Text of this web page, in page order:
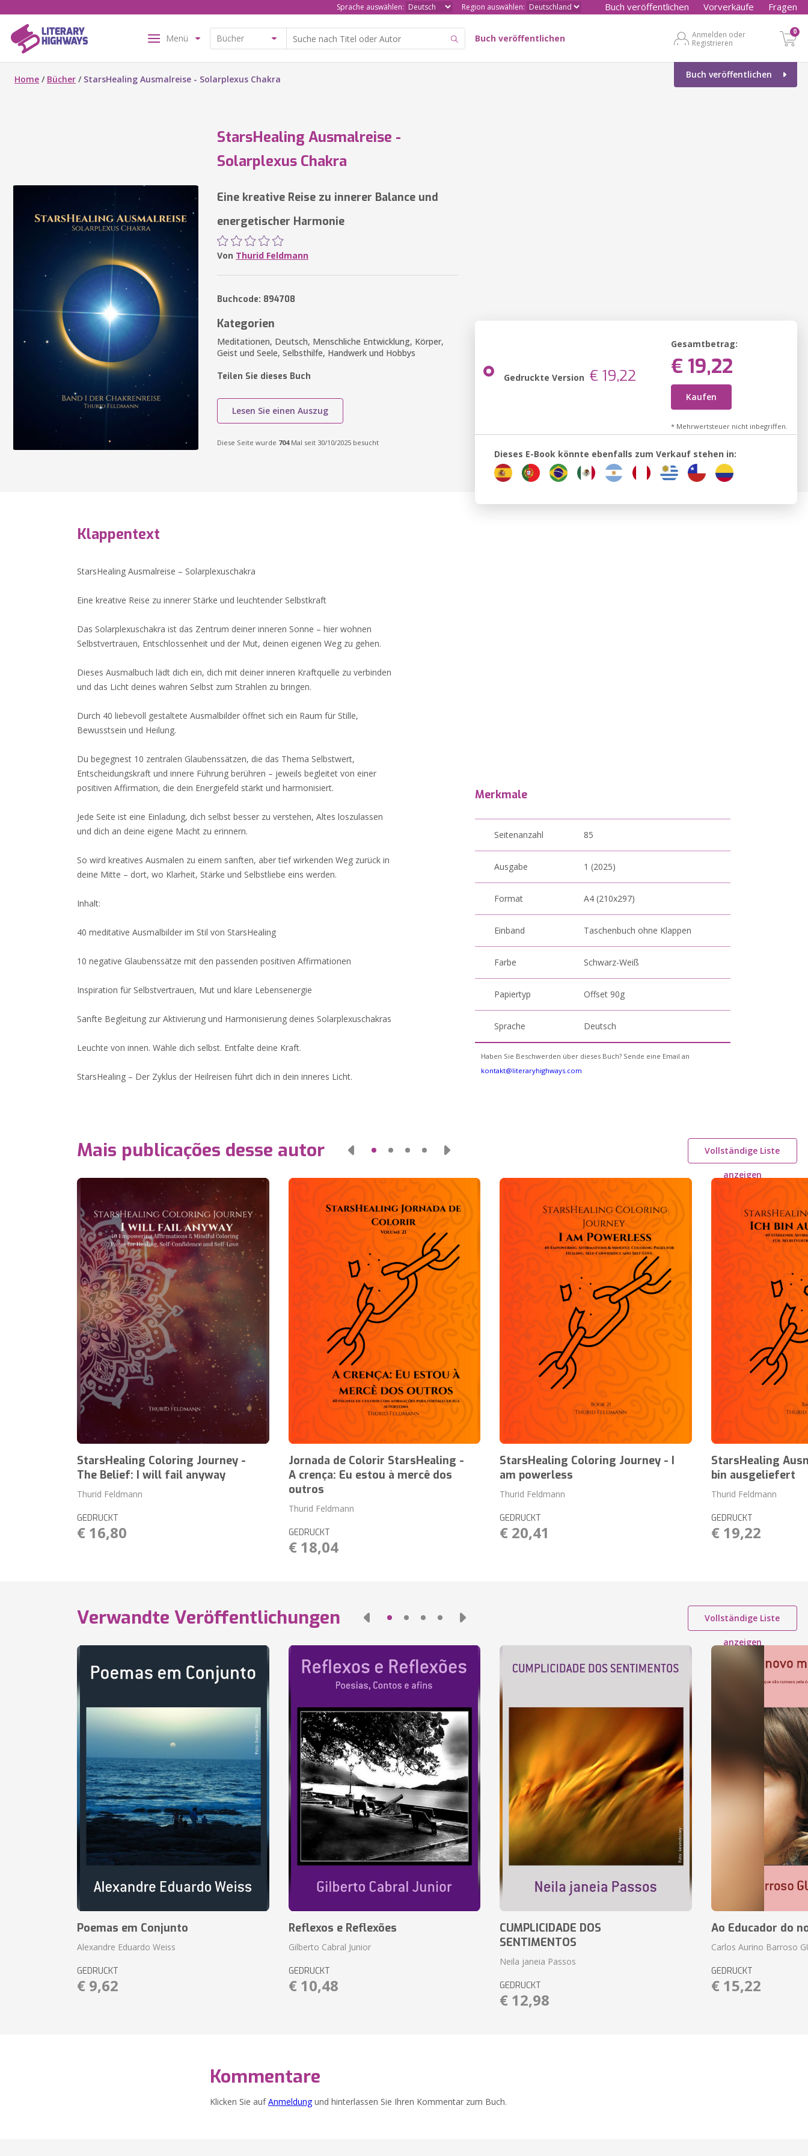
Sprache auswählen: Region auswählen: Buch veröffentlichen Vorverkäufe Fragen
Menü Buch veröffentlichen
Anmelden oder
Registrieren
0
Buch veröffentlichen
Home / Bücher / StarsHealing Ausmalreise - Solarplexus Chakra
StarsHealing Ausmalreise -
Solarplexus Chakra
Eine kreative Reise zu innerer Balance und
energetischer Harmonie
Von Thurid Feldmann
Buchcode: 894708
Kategorien
Meditationen, Deutsch, Menschliche Entwicklung, Körper,
Geist und Seele, Selbsthilfe, Handwerk und Hobbys
Teilen Sie dieses Buch
Lesen Sie einen Auszug
Diese Seite wurde 704Mal seit 30/10/2025 besucht
Gedruckte Version € 19,22
Gesamtbetrag:
€ 19,22
Kaufen
* Mehrwertsteuer nicht inbegriffen.
Dieses E-Book könnte ebenfalls zum Verkauf stehen in:
Klappentext
StarsHealing Ausmalreise – Solarplexuschakra
Eine kreative Reise zu innerer Stärke und leuchtender Selbstkraft
Das Solarplexuschakra ist das Zentrum deiner inneren Sonne – hier wohnen
Selbstvertrauen, Entschlossenheit und der Mut, deinen eigenen Weg zu gehen.
Dieses Ausmalbuch lädt dich ein, dich mit deiner inneren Kraftquelle zu verbinden
und das Licht deines wahren Selbst zum Strahlen zu bringen.
Durch 40 liebevoll gestaltete Ausmalbilder öffnet sich ein Raum für Stille,
Bewusstsein und Heilung.
Du begegnest 10 zentralen Glaubenssätzen, die das Thema Selbstwert,
Entscheidungskraft und innere Führung berühren – jeweils begleitet von einer
positiven Affirmation, die dein Energiefeld stärkt und harmonisiert.
Jede Seite ist eine Einladung, dich selbst besser zu verstehen, Altes loszulassen
und dich an deine eigene Macht zu erinnern.
So wird kreatives Ausmalen zu einem sanften, aber tief wirkenden Weg zurück in
deine Mitte – dort, wo Klarheit, Stärke und Selbstliebe eins werden.
Inhalt:
40 meditative Ausmalbilder im Stil von StarsHealing
10 negative Glaubenssätze mit den passenden positiven Affirmationen
Inspiration für Selbstvertrauen, Mut und klare Lebensenergie
Sanfte Begleitung zur Aktivierung und Harmonisierung deines Solarplexuschakras
Leuchte von innen. Wähle dich selbst. Entfalte deine Kraft.
StarsHealing – Der Zyklus der Heilreisen führt dich in dein inneres Licht.
Merkmale
Seitenanzahl 85
Ausgabe 1 (2025)
Format A4 (210x297)
Einband Taschenbuch ohne Klappen
Farbe Schwarz-Weiß
Papiertyp Offset 90g
Sprache Deutsch
Haben Sie Beschwerden über dieses Buch? Sende eine Email an
kontakt@literaryhighways.com
Mais publicações desse autor Vollständige Liste
anzeigen
StarsHealing Coloring Journey -
The Belief: I will fail anyway
Thurid Feldmann
GEDRUCKT
€ 16,80
Jornada de Colorir StarsHealing -
A crença: Eu estou à mercê dos
outros
Thurid Feldmann
GEDRUCKT
€ 18,04
StarsHealing Coloring Journey - I
am powerless
Thurid Feldmann
GEDRUCKT
€ 20,41
StarsHealing
bin ausgeliefert
Thurid Feldmann
GEDRUCKT
€ 19,22
Verwandte Veröffentlichungen Vollständige Liste
anzeigen
Poemas em Conjunto
Alexandre Eduardo Weiss
GEDRUCKT
€ 9,62
Reflexos e Reflexões
Gilberto Cabral Junior
GEDRUCKT
€ 10,48
CUMPLICIDADE DOS
SENTIMENTOS
Neila janeia Passos
GEDRUCKT
€ 12,98
Ao Educador do
Carlos Aurino Barroso
GEDRUCKT
€ 15,22
Kommentare
Klicken Sie aufAnmeldungund hinterlassen Sie Ihren Kommentar zum Buch.